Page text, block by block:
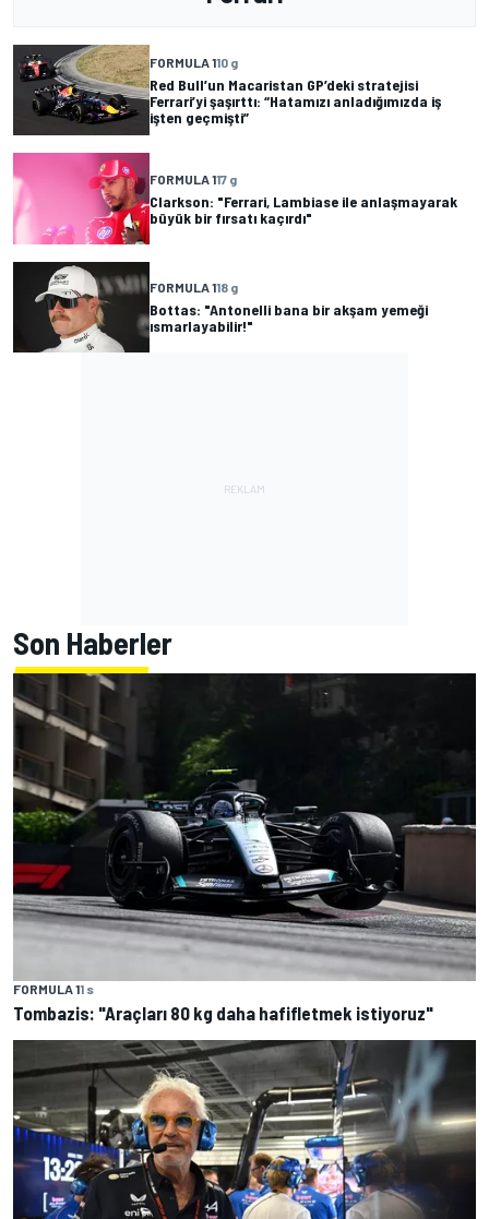
FORMULA 110 g
Red Bull’un Macaristan GP’deki stratejisi
Ferrari’yi şaşırttı: “Hatamızı anladığımızda iş
işten geçmişti”
FORMULA 117 g
Clarkson: "Ferrari, Lambiase ile anlaşmayarak
büyük bir fırsatı kaçırdı"
FORMULA 118 g
Bottas: "Antonelli bana bir akşam yemeği
ısmarlayabilir!"
Son Haberler
FORMULA 11 s
Tombazis: "Araçları 80 kg daha hafifletmek istiyoruz"